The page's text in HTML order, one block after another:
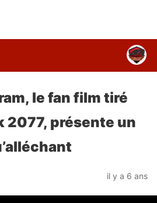
le fan film tiré
2077, présente un
il y a 6 ans